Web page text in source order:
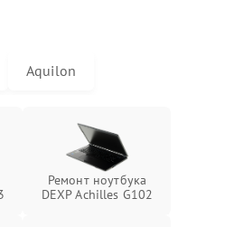
Aquilon
Ремонт ноутбука
DEXP Achilles G102